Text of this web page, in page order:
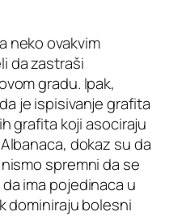
neko ovakvim
da zastraši
gradu. Ipak,
je ispisivanje grafita
grafita koji asociraju
dokaz su da
spremni da se
ima pojedinaca u
dominiraju bolesni